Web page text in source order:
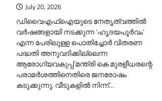
July 20, 2026
ഡിവൈഎഫ്‌ഐയുടെ നേതൃത്വത്തില്‍
വര്‍ഷങ്ങളായി നടക്കുന്ന ‘ഹൃദയപൂര്‍വം’
എന്ന പേരിലുള്ള പൊതിച്ചോര്‍ വിതരണ
പദ്ധതി അനുവദിക്കില്ലെന്ന
ആരോഗ്യവകുപ്പ് മന്ത്രി കെ മുരളീധരന്റെ
പരാമര്‍ശത്തിനെതിരെ ജനരോഷം
കടുക്കുന്നു. വീടുകളില്‍ നിന്ന്…